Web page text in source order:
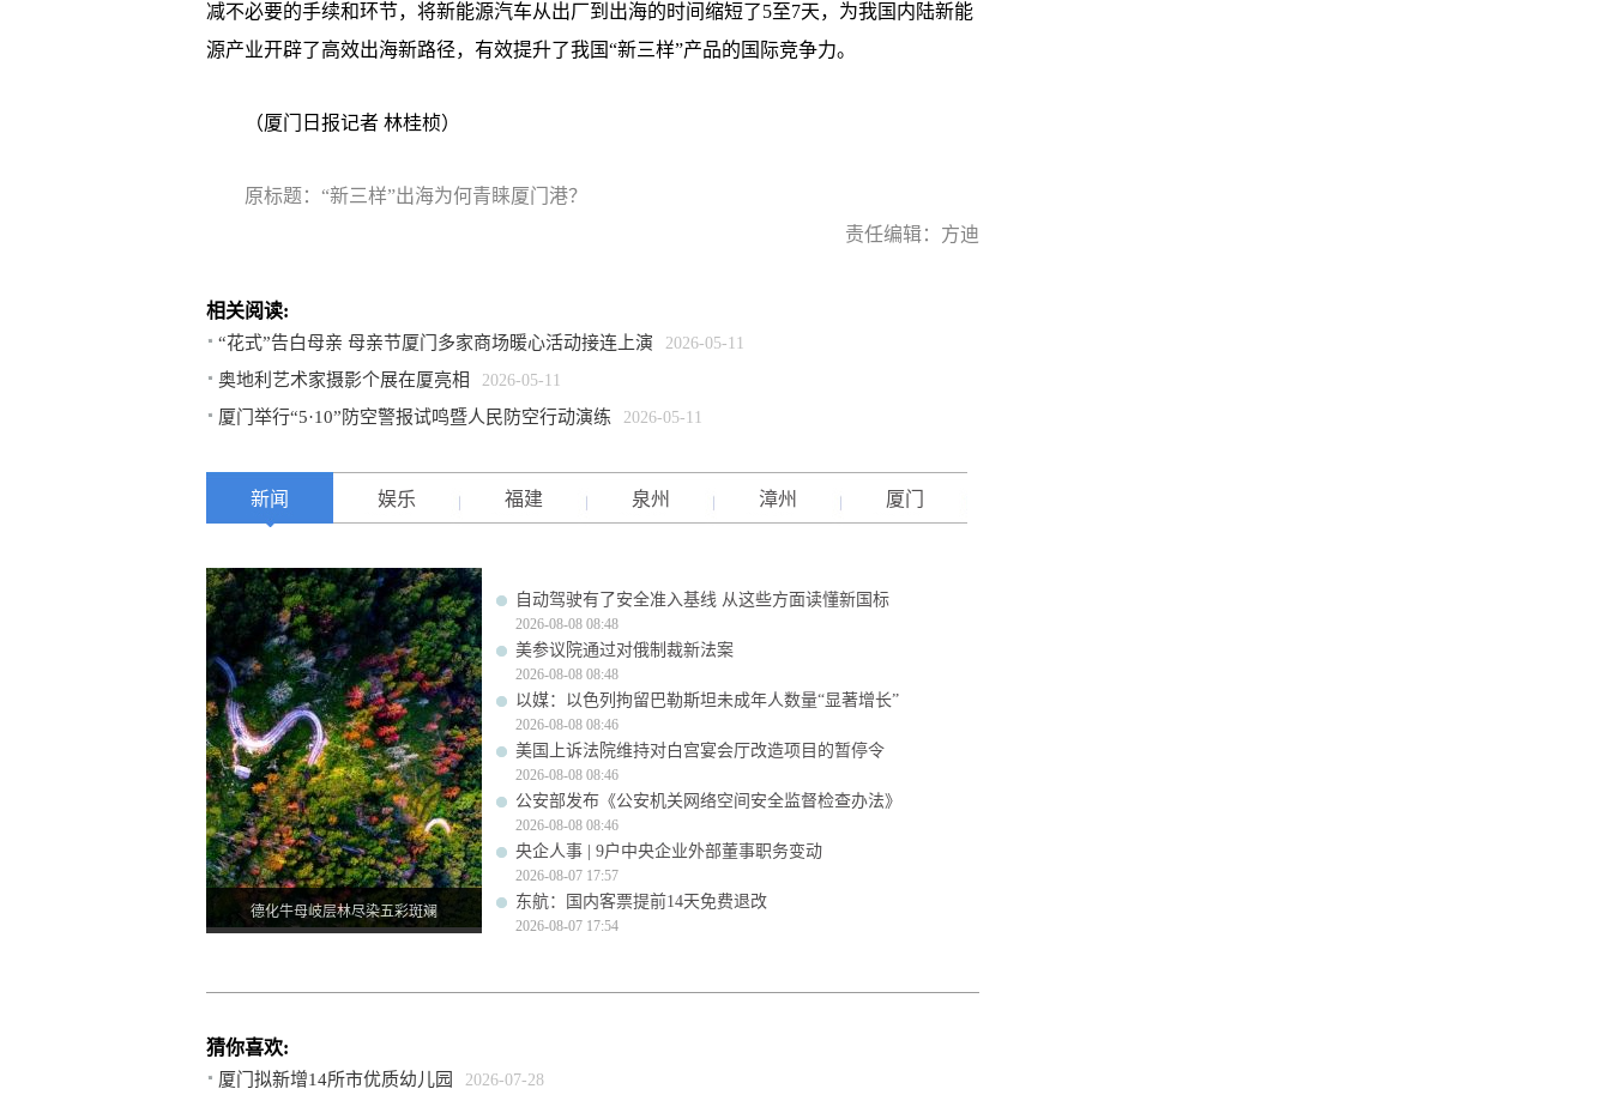
减不必要的手续和环节，将新能源汽车从出厂到出海的时间缩短了5至7天，为我国内陆新能
源产业开辟了高效出海新路径，有效提升了我国“新三样”产品的国际竞争力。
（厦门日报记者 林桂桢）
原标题：“新三样”出海为何青睐厦门港？
责任编辑：方迪
相关阅读:
“花式”告白母亲 母亲节厦门多家商场暖心活动接连上演 2026-05-11
奥地利艺术家摄影个展在厦亮相 2026-05-11
厦门举行“5·10”防空警报试鸣暨人民防空行动演练 2026-05-11
新闻 娱乐 福建 泉州 漳州 厦门
德化牛母岐层林尽染五彩斑斓
自动驾驶有了安全准入基线 从这些方面读懂新国标
2026-08-08 08:48
美参议院通过对俄制裁新法案
2026-08-08 08:48
以媒：以色列拘留巴勒斯坦未成年人数量“显著增长”
2026-08-08 08:46
美国上诉法院维持对白宫宴会厅改造项目的暂停令
2026-08-08 08:46
公安部发布《公安机关网络空间安全监督检查办法》
2026-08-08 08:46
央企人事 | 9户中央企业外部董事职务变动
2026-08-07 17:57
东航：国内客票提前14天免费退改
2026-08-07 17:54
猜你喜欢:
厦门拟新增14所市优质幼儿园 2026-07-28